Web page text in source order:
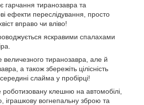
гарчання тиранозавра та
ефекти переслідування, просто
вправо чи вліво!
яскравими спалахами
величезного тиранозавра, але й
а також збережіть цілісність
слайма у пробірці!
роботизовану клешню на автомобілі,
іграшкову вогнепальну зброю та